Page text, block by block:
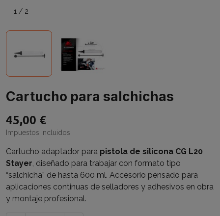
1 / 2
Cartucho para salchichas
45,00 €
Impuestos incluidos
Cartucho adaptador para pistola de silicona CG L20
Stayer, diseñado para trabajar con formato tipo
“salchicha” de hasta 600 ml. Accesorio pensado para
aplicaciones continuas de selladores y adhesivos en obra
y montaje profesional.